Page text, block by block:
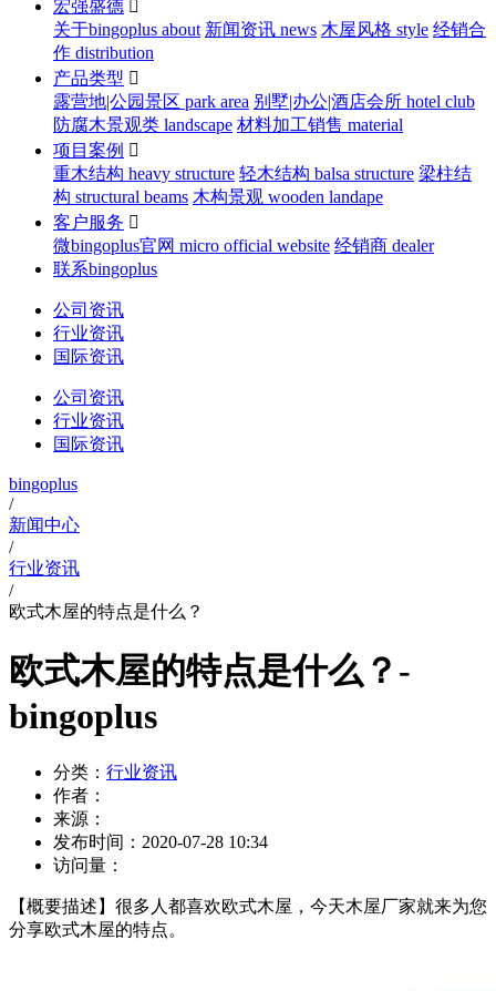
宏强盛德 
关于bingoplus about 新闻资讯 news 木屋风格 style 经销合
作 distribution
产品类型 
露营地|公园景区 park area 别墅|办公|酒店会所 hotel club
防腐木景观类 landscape 材料加工销售 material
项目案例 
重木结构 heavy structure 轻木结构 balsa structure 梁柱结
构 structural beams 木构景观 wooden landape
客户服务 
微bingoplus官网 micro official website 经销商 dealer
联系bingoplus
公司资讯
行业资讯
国际资讯
公司资讯
行业资讯
国际资讯
bingoplus
/
新闻中心
/
行业资讯
/
欧式木屋的特点是什么？
欧式木屋的特点是什么？-
bingoplus
分类： 行业资讯
作者：
来源：
发布时间： 2020-07-28 10:34
访问量：
【概要描述】 很多人都喜欢欧式木屋，今天木屋厂家就来为您
分享欧式木屋的特点。